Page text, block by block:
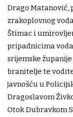
Drago Matanović,
zrakoplovnog
Štimac i
pripadnicima
srijemske
branitelje te
javnošću u
Dragoslavom
Otok Dubravkom